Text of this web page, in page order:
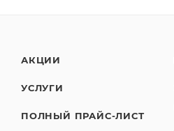
АКЦИИ
УСЛУГИ
ПОЛНЫЙ ПРАЙС-ЛИСТ